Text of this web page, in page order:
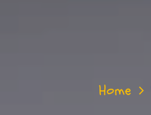
Home